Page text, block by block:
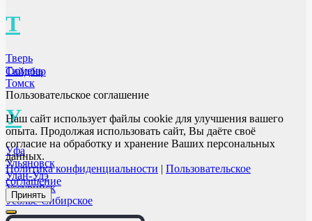
Т
Тверь
Тюмень
Томск
У
Уфа
Ульяновск
Улан-Удэ
Уссурийск
Усолье-Сибирское
Сайдбар
Пользовательское соглашение
Наш сайт использует файлы cookie для улучшения вашего
опыта. Продолжая использовать сайт, Вы даёте своё
согласие на обработку и хранение Ваших персональных
данных.
Политика конфиденциальности | Пользовательское
соглашение
Принять